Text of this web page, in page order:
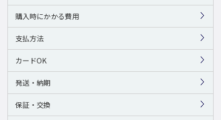
購入時にかかる費用
支払方法
カードOK
発送・納期
保証・交換